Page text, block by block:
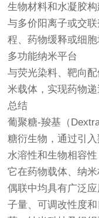
生物材料和水凝胶构
与多价阳离子或交
程、药物缓释或细胞
多功能纳米平台
与荧光染料、靶向
米载体，实现药物递
总结
葡聚糖-羧基（
糖衍生物，通过引
水溶性和生物相容
它在药物载体、纳
偶联中均具有广泛
子量、可调改性度